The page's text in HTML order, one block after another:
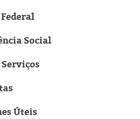
Social
Úteis